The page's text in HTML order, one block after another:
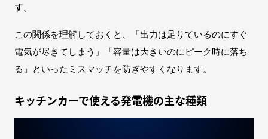
す。
この関係を理解しておくと、「出力は足りているのにすぐ
電気が尽きてしまう」「容量は大きいのにピーク時に落ち
る」といったミスマッチを防ぎやすくなります。
キッチンカーで使える発電機の主な種類